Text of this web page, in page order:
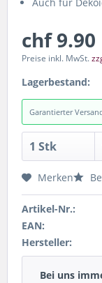
chf 9.90
Preise inkl. MwSt.
Lagerbestand:
Garantierter
Merken
Artikel-Nr.:
EAN:
Hersteller:
Bei uns